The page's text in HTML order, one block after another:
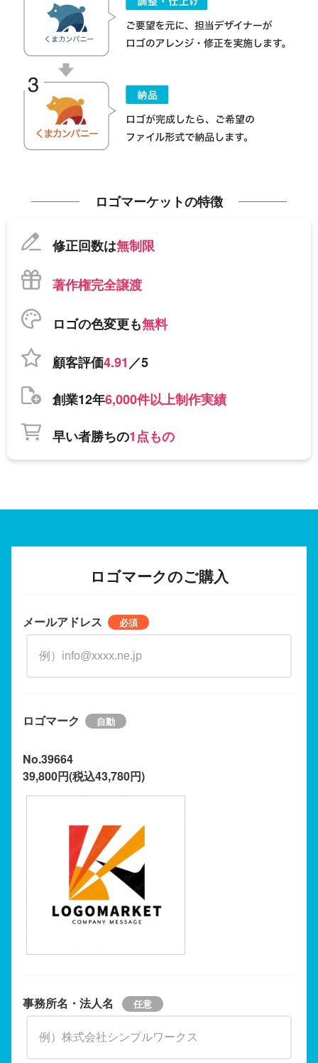
ロゴマーケットの特徴
修正回数は無制限
著作権完全譲渡
ロゴの色変更も無料
顧客評価4.91／5
創業12年6,000件以上制作実績
早い者勝ちの1点もの
ロゴマークのご購入
メールアドレス
ロゴマーク
No.39664
39,800円(税込43,780円)
事務所名・法人名